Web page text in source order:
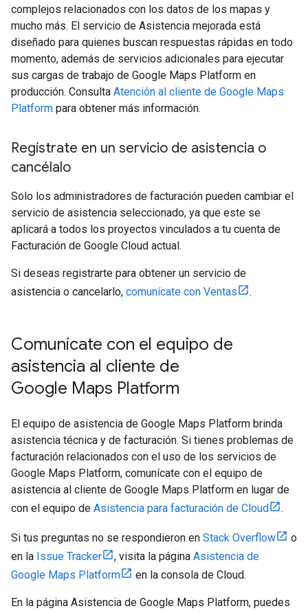
complejos relacionados con los datos de los mapas y
mucho más. El servicio de Asistencia mejorada está
diseñado para quienes buscan respuestas rápidas en todo
momento, además de servicios adicionales para ejecutar
sus cargas de trabajo de Google Maps Platform en
producción. Consulta Atención al cliente de Google Maps
Platform para obtener más información.
Regístrate en un servicio de asistencia o
cancélalo
Solo los administradores de facturación pueden cambiar el
servicio de asistencia seleccionado, ya que este se
aplicará a todos los proyectos vinculados a tu cuenta de
Facturación de Google Cloud actual.
Si deseas registrarte para obtener un servicio de
asistencia o cancelarlo, comunícate con Ventas .
Comunícate con el equipo de
asistencia al cliente de
Google Maps Platform
El equipo de asistencia de Google Maps Platform brinda
asistencia técnica y de facturación. Si tienes problemas de
facturación relacionados con el uso de los servicios de
Google Maps Platform, comunícate con el equipo de
asistencia al cliente de Google Maps Platform en lugar de
con el equipo de Asistencia para facturación de Cloud .
Si tus preguntas no se respondieron en Stack Overflow
o
en la Issue Tracker , visita la página Asistencia de
Google Maps Platform
en la consola de Cloud.
En la página Asistencia de Google Maps Platform, puedes